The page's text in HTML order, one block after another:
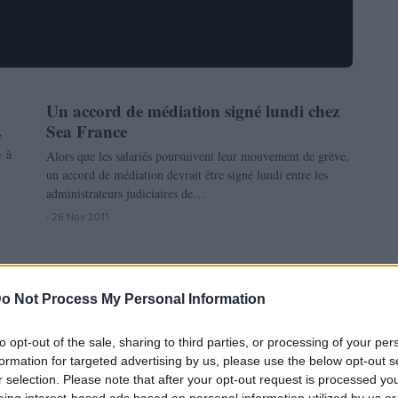
Not Process My Personal Information
opt-out of the sale, sharing to third parties, or processing of your
for targeted advertising by us, please use the below opt-out
selection. Please note that after your opt-out request is processed
à
ECONOMIE
Un accord de médiation signé lundi chez
Sea France
Alors que les salariés poursuivent leur mouvement de grève,
un accord de médiation devrait être signé lundi entre les
administrateurs judiciaires de…
· 26 Nov 2011
ECONOMIE
L’Equipe lance son agence de voyage
Le journal l’Equipe se diversifie. Cette semaine, le premier
· 25 Nov 2011